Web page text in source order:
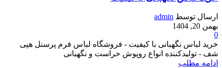
ارسال توسط admin
بهمن 20, 1404
0
خرید لباس نگهبانی با کیفیت - فروشگاه لباس فرم پرسنل هپی
شف - تولیدکننده انواع روپوش حراست و نگهبانی
ادامه مطلب